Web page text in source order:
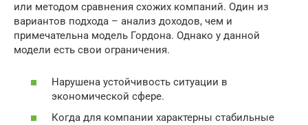
или методом сравнения схожих компаний. Один из
вариантов подхода – анализ доходов, чем и
примечательна модель Гордона. Однако у данной
модели есть свои ограничения.
Нарушена устойчивость ситуации в
экономической сфере.
Когда для компании характерны стабильные